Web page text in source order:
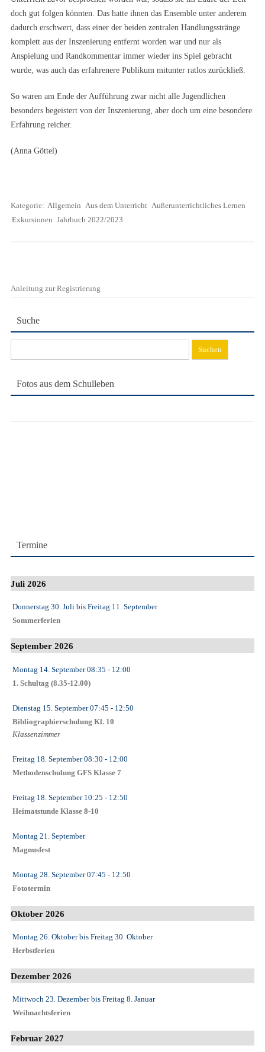
doch gut folgen könnten. Das hatte ihnen das Ensemble unter anderem
dadurch erschwert, dass einer der beiden zentralen Handlungsstränge
komplett aus der Inszenierung entfernt worden war und nur als
Anspielung und Randkommentar immer wieder ins Spiel gebracht
wurde, was auch das erfahrenere Publikum mitunter ratlos zurückließ.
So waren am Ende der Aufführung zwar nicht alle Jugendlichen
besonders begeistert von der Inszenierung, aber doch um eine besondere
Erfahrung reicher.
(Anna Göttel)
Kategorie: Allgemein Aus dem Unterricht Außerunterrichtliches Lernen
Exkursionen Jahrbuch 2022/2023
Anleitung zur Registrierung
Suche
nach:
Fotos aus dem Schulleben
Termine
Juli 2026
Donnerstag 30. Juli bis Freitag 11. September
Sommerferien
September 2026
Montag 14. September08:35 - 12:00
1. Schultag (8.35-12.00)
Dienstag 15. September07:45 - 12:50
Bibliographierschulung Kl. 10
Klassenzimmer
Freitag 18. September08:30 - 12:00
Methodenschulung GFS Klasse 7
Freitag 18. September10:25 - 12:50
Heimatstunde Klasse 8-10
Montag 21. September
Magnusfest
Montag 28. September07:45 - 12:50
Fototermin
Oktober 2026
Montag 26. Oktoberbis Freitag 30. Oktober
Herbstferien
Dezember 2026
Mittwoch 23. Dezemberbis Freitag 8. Januar
Weihnachtsferien
Februar 2027